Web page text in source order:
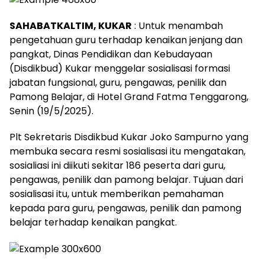
SAHABATKALTIM, KUKAR : Untuk menambah
pengetahuan guru terhadap kenaikan jenjang dan
pangkat, Dinas Pendidikan dan Kebudayaan
(Disdikbud) Kukar menggelar sosialisasi formasi
jabatan fungsional, guru, pengawas, penilik dan
Pamong Belajar, di Hotel Grand Fatma Tenggarong,
Senin (19/5/2025).
Plt Sekretaris Disdikbud Kukar Joko Sampurno yang
membuka secara resmi sosialisasi itu mengatakan,
sosialiasi ini diikuti sekitar 186 peserta dari guru,
pengawas, penilik dan pamong belajar. Tujuan dari
sosialisasi itu, untuk memberikan pemahaman
kepada para guru, pengawas, penilik dan pamong
belajar terhadap kenaikan pangkat.